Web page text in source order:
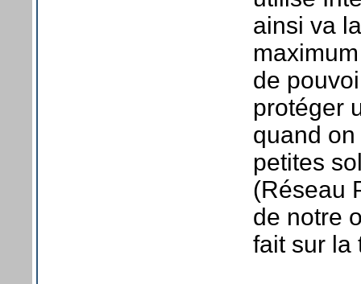
ainsi va
de
protéger
quand
petites
(Réseau
de notre
fait sur la